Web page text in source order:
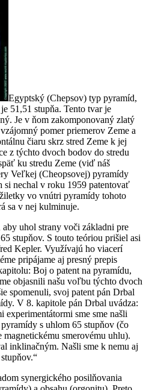
Egyptský (Chepsov) typ pyramíd,
51,51 stupňa. Tento tvar je
Je v ňom zakomponovaný zlatý
pomer priemerov Zeme a
čiaru skrz stred Zeme k jej
z týchto dvoch bodov do stredu
ku stredu Zeme (viď náš
Veľkej (Cheopsovej) pyramídy
nechal v roku 1959 patentovať
vo vnútri pyramídy tohoto
sa v nej kulminuje.
uhol strany voči základni pre
stupňov. S touto teóriou prišiel asi
Kepler. Využívajú ho viacerí
pripájame aj presný prepis
Boj o patent na pyramídu,
objasnili našu voľbu týchto dvoch
spomenuli, svoj patent pán Drbal
V 8. kapitole pán Drbal uvádza:
experimentátormi sme sme našli
s uhlom 65 stupňov (čo
smerovému uhlu).
inklinačným. Našli sme k nemu aj
synergického posilňovania